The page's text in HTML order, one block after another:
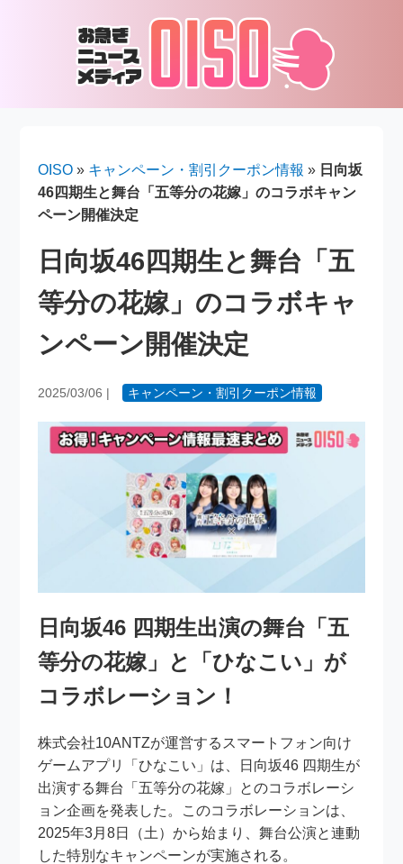
OISO » キャンペーン・割引クーポン情報 » 日向坂
46四期生と舞台「五等分の花嫁」のコラボキャン
ペーン開催決定
日向坂46四期生と舞台「五
等分の花嫁」のコラボキャ
ンペーン開催決定
2025/03/06 | キャンペーン・割引クーポン情報
日向坂46 四期生出演の舞台「五
等分の花嫁」と「ひなこい」が
コラボレーション！
株式会社10ANTZが運営するスマートフォン向け
ゲームアプリ「ひなこい」は、日向坂46 四期生が
出演する舞台「五等分の花嫁」とのコラボレーシ
ョン企画を発表した。このコラボレーションは、
2025年3月8日（土）から始まり、舞台公演と連動
した特別なキャンペーンが実施される。